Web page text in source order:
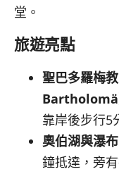
堂。
旅遊亮點
聖巴多羅梅
Bartholomä
靠岸後步行5
奧伯湖與瀑布
鐘抵達，旁